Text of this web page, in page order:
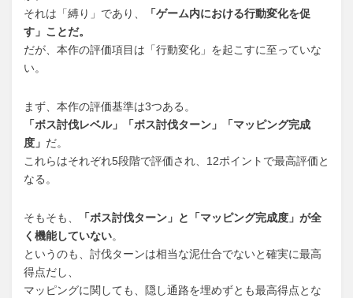
それは「縛り」であり、
「ゲーム内における行動変化を促
す」ことだ。
だが、本作の評価項目は「行動変化」を起こすに至っていな
い。
まず、本作の評価基準は3つある。
「ボス討伐レベル」「ボス討伐ターン」「マッピング完成
度」 だ。
これらはそれぞれ5段階で評価され、12ポイントで最高評価と
なる。
そもそも、
「ボス討伐ターン」と「マッピング完成度」が全
く機能していない。
というのも、討伐ターンは相当な泥仕合でないと確実に最高
得点だし、
マッピングに関しても、隠し通路を埋めずとも最高得点とな